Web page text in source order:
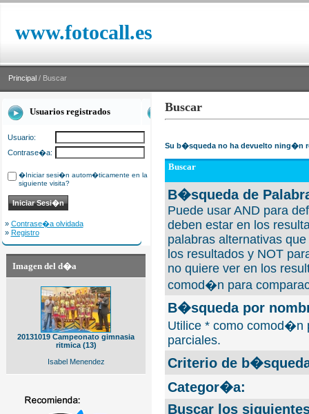
www.fotocall.es
Principal / Buscar
Usuarios registrados
Usuario:
Contrase�a:
�Iniciar sesi�n autom�ticamente en la
siguiente visita?
» Contrase�a olvidada
» Registro
Imagen del d�a
20131019 Campeonato gimnasia
ritmica (13)
Isabel Menendez
Buscar
Su b�squeda no ha devuelto ning�n
Buscar
B�squeda de
Puede usar AND para
deben estar en los
palabras alternativas
los resultados y NOT
no quiere ver en los
comod�n para
B�squeda por
Utilice * como comod�n
parciales.
Criterio de
Categor�a:
Buscar los